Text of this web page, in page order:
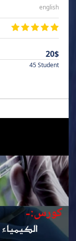
english
20$
45 Student